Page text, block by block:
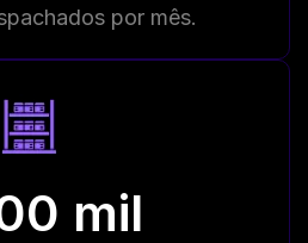
por mês.
mil